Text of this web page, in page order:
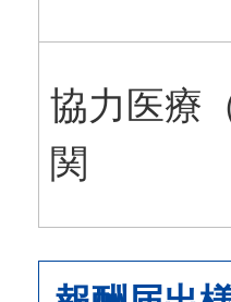
協力医療
関